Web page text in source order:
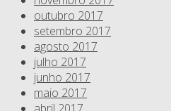
outubro 2017
setembro 2017
agosto 2017
julho 2017
junho 2017
maio 2017